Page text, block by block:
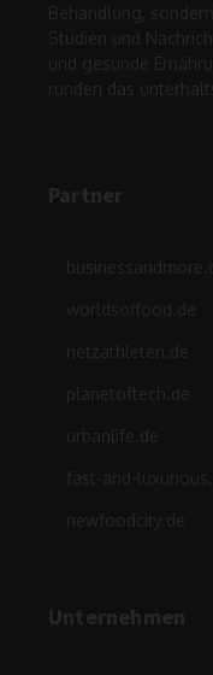
Behandlung,
Studien und
und gesunde
runden das
Partner
worldsoffood.de
netzathleten.de
planetoftech.de
urbanlife.de
fast-and-
newfoodcity.de
Unternehmen